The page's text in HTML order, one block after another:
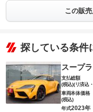
この販
探している条件
スープラ
支払総額
(税込)(リ済込
車両本体価格
(税込)
年式2023年